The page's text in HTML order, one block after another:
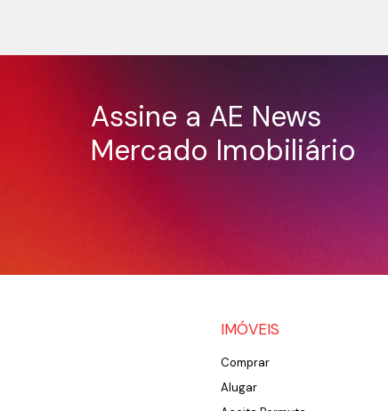
Assine a AE News
Mercado Imobiliário
IMÓVEIS
Comprar
Alugar